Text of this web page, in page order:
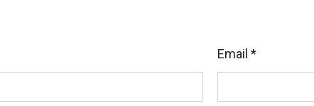
Email *